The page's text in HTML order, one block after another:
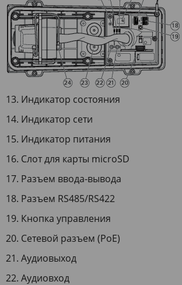
Индикатор состояния
Индикатор сети
Индикатор питания
Слот для карты microSD
Разъем ввода-вывода
Разъем RS485/RS422
Кнопка управления
Сетевой разъем (PoE)
Аудиовыход
Аудиовход